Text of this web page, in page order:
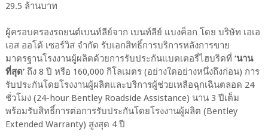
29.5 ล้านบาท
ผู้ครอบครองรถยนต์เบนท์ลีย์จาก เบนท์ลีย์ แบงค็อก โดย บริษัท เอเอ
เอส ออโต้ เซอร์วิส จำกัด รับเอกสิทธิ์การบริการหลังการขาย
มาตรฐานโรงงานผู้ผลิตด้วยการรับประกันแบตเตอรี่ไฮบริดที่ ‘นาน
ที่สุด’ถึง 8 ปี หรือ 160,000 กิโลเมตร (อย่างใดอย่างหนึ่งถึงก่อน) การ
รับประกันโดยโรงงานผู้ผลิตและบริการผู้ช่วยเหลือฉุกเฉินตลอด 24
ชั่วโมง (24-hour Bentley Roadside Assistance) นาน 3 ปีเต็ม
พร้อมรับสิทธิ์การต่อการรับประกันโดยโรงงานผู้ผลิต (Bentley
Extended Warranty) สูงสุด 4 ปี